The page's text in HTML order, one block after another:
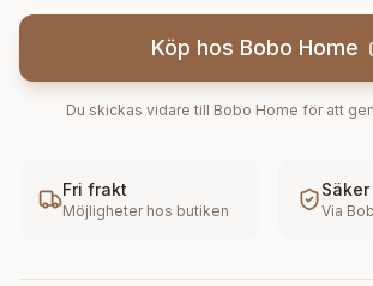
Köp hos Bobo Home
Du skickas vidare till Bobo Home för att
Fri frakt
Möjligheter hos butiken Via